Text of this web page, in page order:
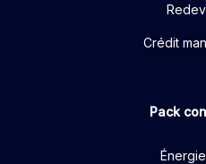
Crédit
Pack